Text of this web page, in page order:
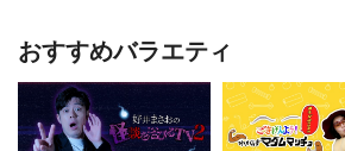
の地やレストランにVを案内し傷
ってくれる。運命的に出会った
絆を改めて感じ取ることができ
おすすめバラエティ